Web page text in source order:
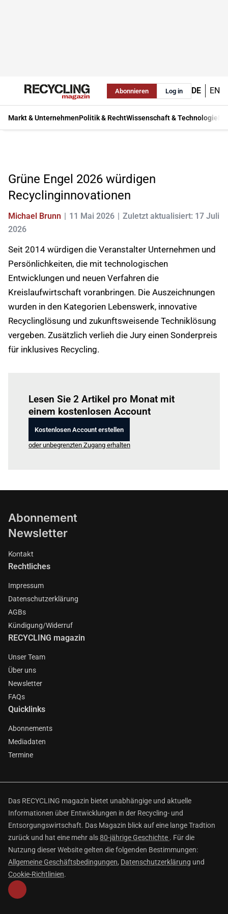
Abonnieren Log in DE EN
Markt & UnternehmenPolitik & RechtWissenschaft & Technologie
Grüne Engel 2026 würdigen
Recyclinginnovationen
Michael Brunn 11 Mai 2026
Zuletzt aktualisiert: 17 Juli
2026
Seit 2014 würdigen die Veranstalter Unternehmen und
Persönlichkeiten, die mit technologischen
Entwicklungen und neuen Verfahren die
Kreislaufwirtschaft voranbringen. Die Auszeichnungen
wurden in den Kategorien Lebenswerk, innovative
Recyclinglösung und zukunftsweisende Techniklösung
vergeben. Zusätzlich verlieh die Jury einen Sonderpreis
für inklusives Recycling.
Lesen Sie 2 Artikel pro Monat mit
einem kostenlosen Account
Kostenlosen Account erstellen
oder unbegrenzten Zugang erhalten
Abonnement
Newsletter
Kontakt
Rechtliches
Impressum
Datenschutzerklärung
AGBs
Kündigung/Widerruf
RECYCLING magazin
Unser Team
Über uns
Newsletter
FAQs
Quicklinks
Abonnements
Mediadaten
Termine
Das RECYCLING magazin bietet unabhängige und aktuelle
Informationen über Entwicklungen in der Recycling- und
Entsorgungswirtschaft. Das Magazin blick auf eine lange Tradtion
zurück und hat eine mehr als80-jährige Geschichte . Für die
Nutzung dieser Website gelten die folgenden Bestimmungen:
Allgemeine Geschäftsbedingungen, Datenschutzerklärung und
Cookie-Richtlinien.